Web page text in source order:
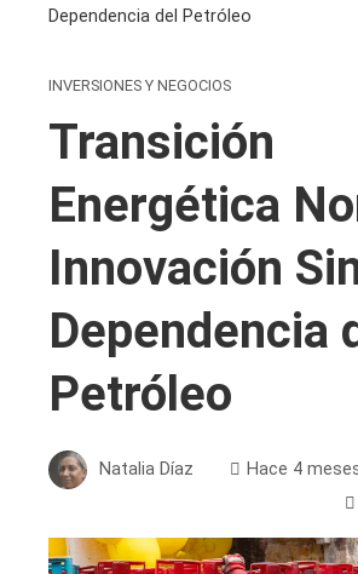
Dependencia del Petróleo
INVERSIONES Y NEGOCIOS
Transición
Energética
Innovación
Dependencia
Petróleo
Natalia Díaz
Hace 4